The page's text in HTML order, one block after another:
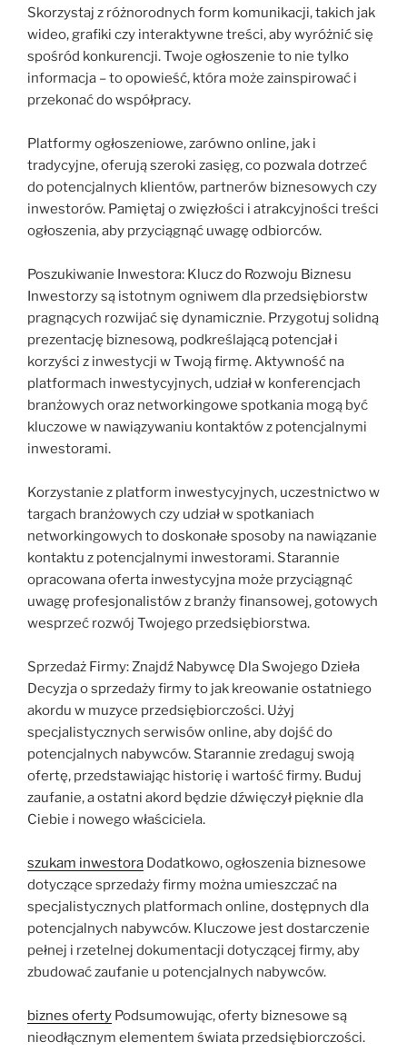
Skorzystaj z różnorodnych form komunikacji, takich jak
wideo, grafiki czy interaktywne treści, aby wyróżnić się
spośród konkurencji. Twoje ogłoszenie to nie tylko
informacja – to opowieść, która może zainspirować i
przekonać do współpracy.
Platformy ogłoszeniowe, zarówno online, jak i
tradycyjne, oferują szeroki zasięg, co pozwala dotrzeć
do potencjalnych klientów, partnerów biznesowych czy
inwestorów. Pamiętaj o zwięzłości i atrakcyjności treści
ogłoszenia, aby przyciągnąć uwagę odbiorców.
Poszukiwanie Inwestora: Klucz do Rozwoju Biznesu
Inwestorzy są istotnym ogniwem dla przedsiębiorstw
pragnących rozwijać się dynamicznie. Przygotuj solidną
prezentację biznesową, podkreślającą potencjał i
korzyści z inwestycji w Twoją firmę. Aktywność na
platformach inwestycyjnych, udział w konferencjach
branżowych oraz networkingowe spotkania mogą być
kluczowe w nawiązywaniu kontaktów z potencjalnymi
inwestorami.
Korzystanie z platform inwestycyjnych, uczestnictwo w
targach branżowych czy udział w spotkaniach
networkingowych to doskonałe sposoby na nawiązanie
kontaktu z potencjalnymi inwestorami. Starannie
opracowana oferta inwestycyjna może przyciągnąć
uwagę profesjonalistów z branży finansowej, gotowych
wesprzeć rozwój Twojego przedsiębiorstwa.
Sprzedaż Firmy: Znajdź Nabywcę Dla Swojego Dzieła
Decyzja o sprzedaży firmy to jak kreowanie ostatniego
akordu w muzyce przedsiębiorczości. Użyj
specjalistycznych serwisów online, aby dojść do
potencjalnych nabywców. Starannie zredaguj swoją
ofertę, przedstawiając historię i wartość firmy. Buduj
zaufanie, a ostatni akord będzie dźwięczył pięknie dla
Ciebie i nowego właściciela.
szukam inwestora Dodatkowo, ogłoszenia biznesowe
dotyczące sprzedaży firmy można umieszczać na
specjalistycznych platformach online, dostępnych dla
potencjalnych nabywców. Kluczowe jest dostarczenie
pełnej i rzetelnej dokumentacji dotyczącej firmy, aby
zbudować zaufanie u potencjalnych nabywców.
biznes oferty Podsumowując, oferty biznesowe są
nieodłącznym elementem świata przedsiębiorczości.